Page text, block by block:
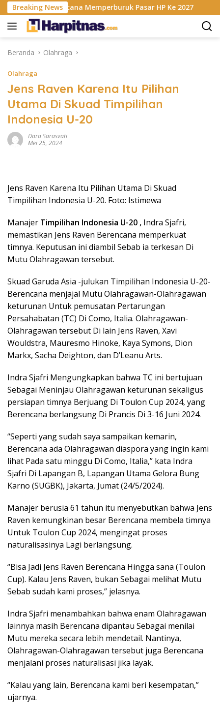
Langsung
ke
konten
Breaking News
RAM Berencana Memperburuk Pasar HP Ke 2027
Beranda Olahraga
Olahraga
Jens Raven Karena Itu Pilihan
Utama Di Skuad Timpilihan
Indonesia U-20
Dara Sarasvati
Mei 25, 2024
Jens Raven Karena Itu Pilihan Utama Di Skuad
Timpilihan Indonesia U-20. Foto: Istimewa
Manajer Timpilihan Indonesia U-20 , Indra Sjafri,
memastikan Jens Raven Berencana memperkuat
timnya. Keputusan ini diambil Sebab ia terkesan Di
Mutu Olahragawan tersebut.
Skuad Garuda Asia -julukan Timpilihan Indonesia U-20-
Berencana menjajal Mutu Olahragawan-Olahragawan
keturunan Untuk pemusatan Pertarungan
Persahabatan (TC) Di Como, Italia. Olahragawan-
Olahragawan tersebut Di lain Jens Raven, Xavi
Wouldstra, Mauresmo Hinoke, Kaya Symons, Dion
Markx, Sacha Deighton, dan D’Leanu Arts.
Indra Sjafri Mengungkapkan bahwa TC ini bertujuan
Sebagai Meninjau Olahragawan keturunan sekaligus
persiapan timnya Berjuang Di Toulon Cup 2024, yang
Berencana berlangsung Di Prancis Di 3-16 Juni 2024.
“Seperti yang sudah saya sampaikan kemarin,
Berencana ada Olahragawan diaspora yang ingin kami
lihat Pada satu minggu Di Como, Italia,” kata Indra
Sjafri Di Lapangan B, Lapangan Utama Gelora Bung
Karno (SUGBK), Jakarta, Jumat (24/5/2024).
Manajer berusia 61 tahun itu menyebutkan bahwa Jens
Raven kemungkinan besar Berencana membela timnya
Untuk Toulon Cup 2024, mengingat proses
naturalisasinya Lagi berlangsung.
“Bisa Jadi Jens Raven Berencana Hingga sana (Toulon
Cup). Kalau Jens Raven, bukan Sebagai melihat Mutu
Sebab sudah kami proses,” jelasnya.
Indra Sjafri menambahkan bahwa enam Olahragawan
lainnya masih Berencana dipantau Sebagai menilai
Mutu mereka secara lebih mendetail. Nantinya,
Olahragawan-Olahragawan tersebut juga Berencana
menjalani proses naturalisasi jika layak.
“Kalau yang lain, Berencana kami beri kesempatan,”
ujarnya.